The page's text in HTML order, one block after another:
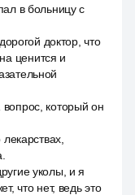
в больницу с
доктор, что
ценится и
который он
уколы, и я
что нет, ведь это